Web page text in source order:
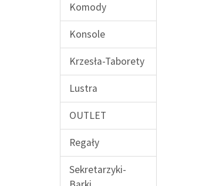
Komody
Konsole
Krzesła-Taborety
Lustra
OUTLET
Regały
Sekretarzyki-